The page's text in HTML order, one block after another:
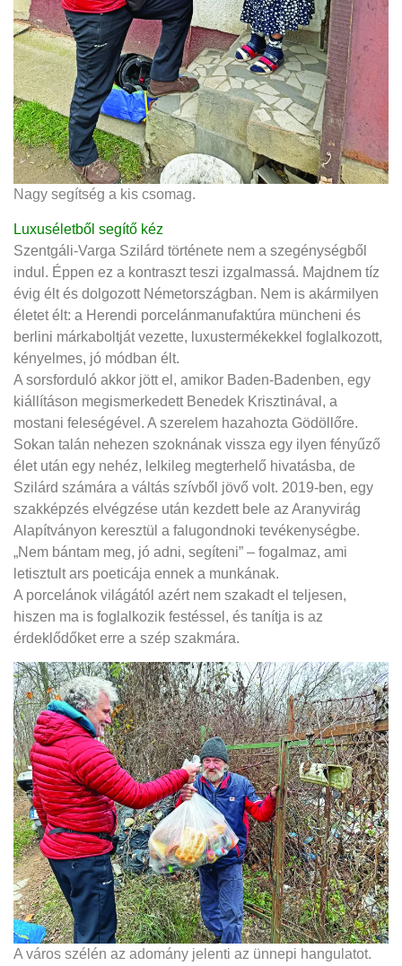
Nagy segítség a kis csomag.
Luxuséletből segítő kéz
Szentgáli-Varga Szilárd története nem a szegénységből
indul. Éppen ez a kontraszt teszi izgalmassá. Majdnem tíz
évig élt és dolgozott Németországban. Nem is akármilyen
életet élt: a Herendi porcelánmanufaktúra müncheni és
berlini márkaboltját vezette, luxustermékekkel foglalkozott,
kényelmes, jó módban élt.
A sorsforduló akkor jött el, amikor Baden-Badenben, egy
kiállításon megismerkedett Benedek Krisztinával, a
mostani feleségével. A szerelem hazahozta Gödöllőre.
Sokan talán nehezen szoknának vissza egy ilyen fényűző
élet után egy nehéz, lelkileg megterhelő hivatásba, de
Szilárd számára a váltás szívből jövő volt. 2019-ben, egy
szakképzés elvégzése után kezdett bele az Aranyvirág
Alapítványon keresztül a falugondnoki tevékenységbe.
„Nem bántam meg, jó adni, segíteni” – fogalmaz, ami
letisztult ars poeticája ennek a munkának.
A porcelánok világától azért nem szakadt el teljesen,
hiszen ma is foglalkozik festéssel, és tanítja is az
érdeklődőket erre a szép szakmára.
A város szélén az adomány jelenti az ünnepi hangulatot.